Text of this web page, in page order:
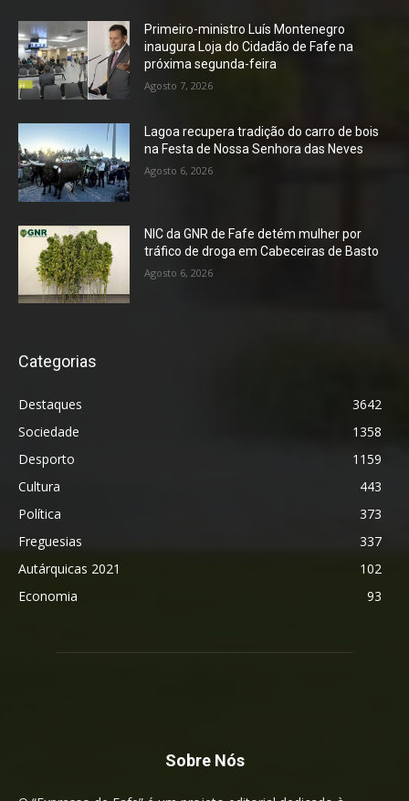
Primeiro-ministro Luís Montenegro
inaugura Loja do Cidadão de Fafe na
próxima segunda-feira
Agosto 7, 2026
Lagoa recupera tradição do carro de bois
na Festa de Nossa Senhora das Neves
Agosto 6, 2026
NIC da GNR de Fafe detém mulher por
tráfico de droga em Cabeceiras de Basto
Agosto 6, 2026
Categorias
Destaques
3642
Sociedade
1358
Desporto
1159
Cultura
443
Política
373
Freguesias
337
Autárquicas 2021
102
Economia
93
Sobre Nós